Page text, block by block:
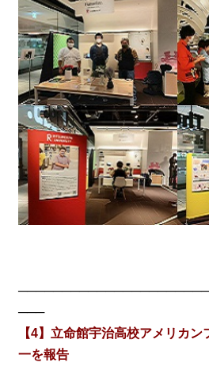
───
【4】立命館宇治高校アメリカ
一を報告